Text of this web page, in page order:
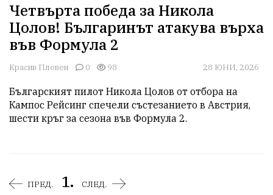
Четвърта победа за Никола
Цолов! Българинът атакува върха
във Формула 2
Красив Плевен 0 98 28 ЮНИ, 2026
Българският пилот Никола Цолов от отбора на
Кампос Рейсинг спечели състезанието в Австрия,
шести кръг за сезона във Формула 2.
ПРЕД. 1. СЛЕД.